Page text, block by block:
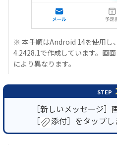
※ 本手順はAndroid 14を使用し
4.2428.1で作成しています。画
により異なります。
STEP
［新しいメッセージ］
［
添付］をタップし